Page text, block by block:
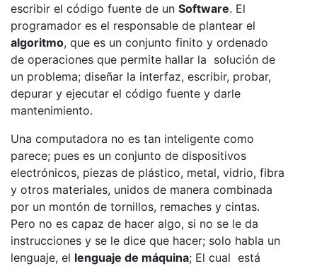
escribir el código fuente de un Software. El
programador es el responsable de plantear el
algoritmo, que es un conjunto finito y ordenado
de operaciones que permite hallar la solución de
un problema; diseñar la interfaz, escribir, probar,
depurar y ejecutar el código fuente y darle
mantenimiento.
Una computadora no es tan inteligente como
parece; pues es un conjunto de dispositivos
electrónicos, piezas de plástico, metal, vidrio, fibra
y otros materiales, unidos de manera combinada
por un montón de tornillos, remaches y cintas.
Pero no es capaz de hacer algo, si no se le da
instrucciones y se le dice que hacer; solo habla un
lenguaje, el lenguaje de máquina; El cual está